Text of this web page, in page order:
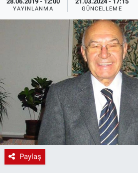
YAYINLANMA GÜNCELLEME
Paylaş
Enerjisini Üreten Fabrikalar
Endüstri 4.0 Uygulamaları
Ağır Sanayi Çözümleri